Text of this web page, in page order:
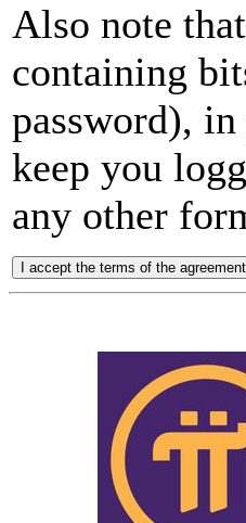
Also note
containing
password),
keep you
any other